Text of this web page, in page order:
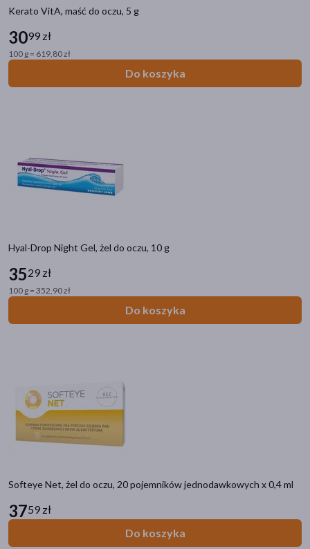
Kerato VitA, maść do oczu, 5 g
3099 zł
100 g = 619,80 zł
Do koszyka
Hyal-Drop Night Gel, żel do oczu, 10 g
3529 zł
100 g = 352,90 zł
Do koszyka
Softeye Net, żel do oczu, 20 pojemników jednodawkowych x 0,4 ml
3759 zł
Do koszyka